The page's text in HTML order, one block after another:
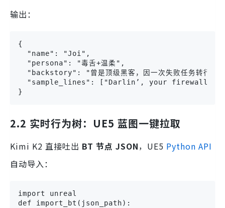
输出：
{
  "name": "Joi",
  "persona": "毒舌+温柔",
"backstory": "曾是顶级黑客，因一次失败任务转行调
"sample_lines": ["Darlin’, your firewall
}
2.2 实时行为树：UE5 蓝图一键拉取
Kimi K2 直接吐出 BT 节点 JSON，UE5 Python API
自动导入：
import unreal
def import_bt(json_path):